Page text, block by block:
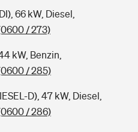
für deine Kids
66 kW, Diesel,
/ 273)
kW, Benzin,
/ 285)
D), 47 kW, Diesel,
/ 286)